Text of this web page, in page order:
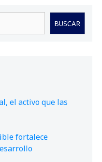
BUSCAR
el activo que las
fortalece